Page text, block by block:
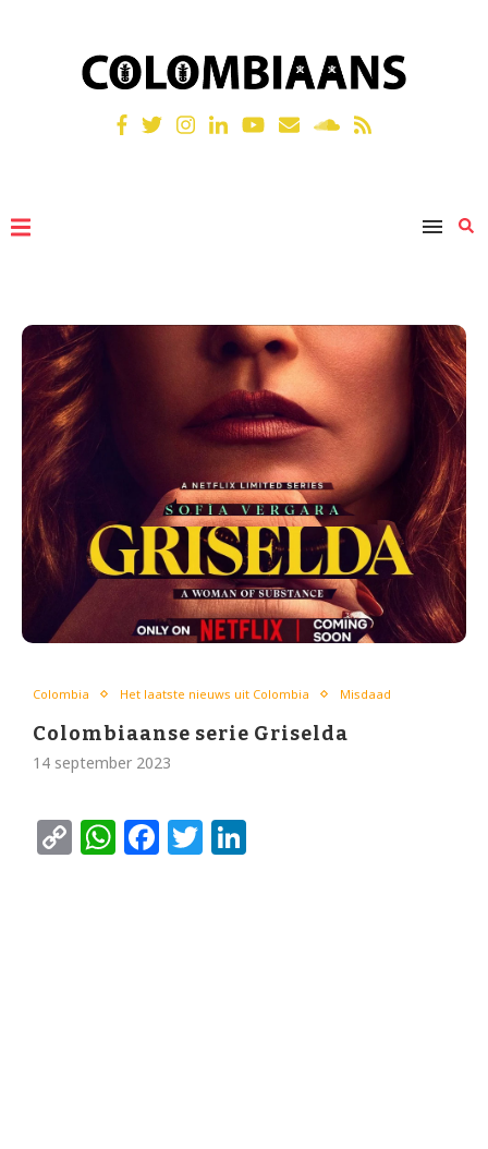
Colombia Het laatste nieuws uit Colombia Misdaad
Colombiaanse serie Griselda
14 september 2023
CopyWhatsApp
Facebook
Twitter